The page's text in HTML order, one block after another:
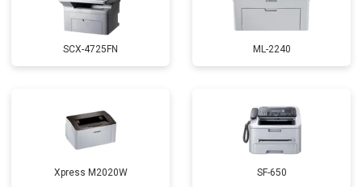
SCX-4725FN ML-2240
Xpress M2020W SF-650